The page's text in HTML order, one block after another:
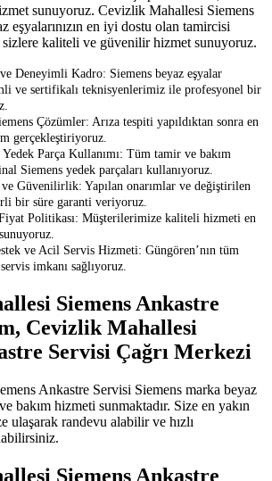
sunuyoruz. Cevizlik Mahallesi Siemens
eşyalarınızın en iyi dostu olan tamircisi
sizlere kaliteli ve güvenilir hizmet sunuyoruz.
Deneyimli Kadro: Siemens beyaz eşyalar
ve sertifikalı teknisyenlerimiz ile profesyonel bir
Çözümler: Arıza tespiti yapıldıktan sonra en
gerçekleştiriyoruz.
Parça Kullanımı: Tüm tamir ve bakım
Siemens yedek parçaları kullanıyoruz.
ve Güvenilirlik: Yapılan onarımlar ve değiştirilen
bir süre garanti veriyoruz.
Politikası: Müşterilerimize kaliteli hizmeti en
ve Acil Servis Hizmeti: Güngören’nın tüm
imkanı sağlıyoruz.
Siemens Ankastre
Cevizlik Mahallesi
Servisi Çağrı Merkezi
Ankastre Servisi Siemens marka beyaz
bakım hizmeti sunmaktadır. Size en yakın
ulaşarak randevu alabilir ve hızlı
Siemens Ankastre